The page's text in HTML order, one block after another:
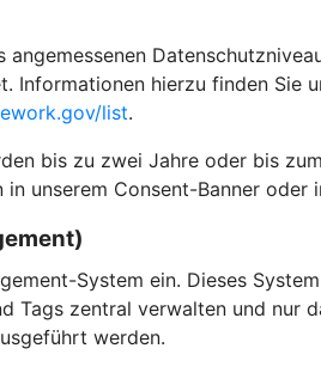
Informationen hierzu finden Sie
list.
bis zu zwei Jahre oder bis
unserem Consent-Banner oder
System ein. Dieses
zentral verwalten und nur
werden.